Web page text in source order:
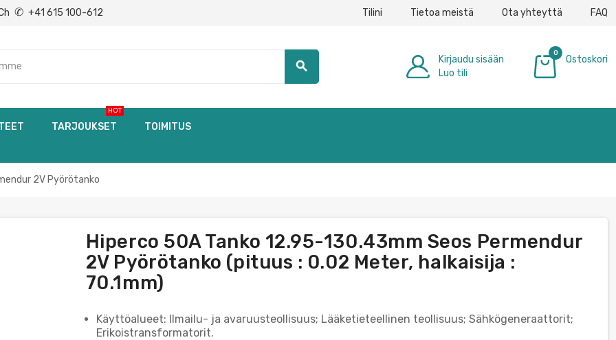
✆ +41 615 100-612 Tilini Tietoa meistä Ota yhteyttä FAQ
search
Kirjaudu sisään
Luo tili
0
Ostoskori
TARJOUKSET
HOT
TOIMITUS
2V Pyörötanko
Hiperco 50A Tanko 12.95-130.43mm Seos Permendur
2V Pyörötanko (pituus : 0.02 Meter, halkaisija :
70.1mm)
Käyttöalueet: Ilmailu- ja avaruusteollisuus; Lääketieteellinen teollisuus; Sähkögeneraattorit;
Erikoistransformatorit.